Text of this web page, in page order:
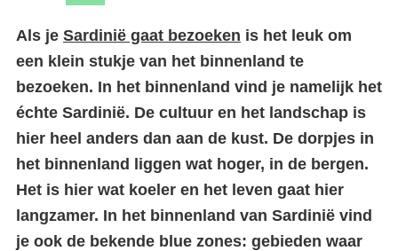
Als je Sardinië gaat bezoeken is het leuk om
een klein stukje van het binnenland te
bezoeken. In het binnenland vind je namelijk het
échte Sardinië. De cultuur en het landschap is
hier heel anders dan aan de kust. De dorpjes in
het binnenland liggen wat hoger, in de bergen.
Het is hier wat koeler en het leven gaat hier
langzamer. In het binnenland van Sardinië vind
je ook de bekende blue zones: gebieden waar